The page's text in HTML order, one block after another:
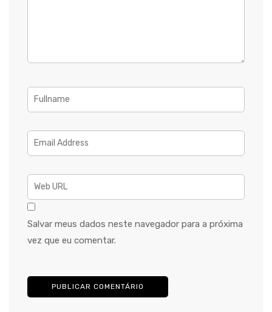
Salvar meus dados neste navegador para a próxima
vez que eu comentar.